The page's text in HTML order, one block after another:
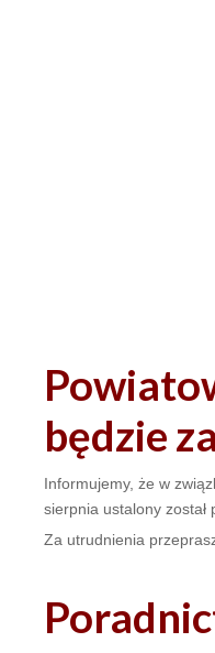
będzie
Informujemy, że w
sierpnia ustalony został
Za utrudnienia